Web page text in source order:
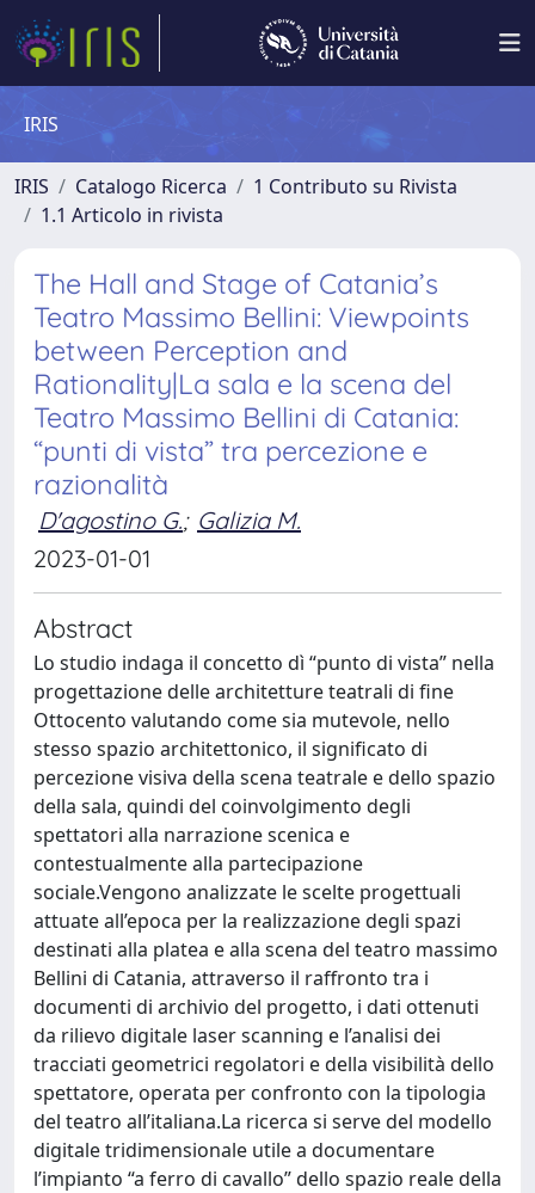
IRIS
IRIS Catalogo Ricerca
1 Contributo su Rivista
1.1 Articolo in rivista
The Hall and Stage of Catania’s
Teatro Massimo Bellini: Viewpoints
between Perception and
Rationality|La sala e la scena del
Teatro Massimo Bellini di Catania:
“punti di vista” tra percezione e
razionalità
D'agostino G.; Galizia M.
2023-01-01
Abstract
Lo studio indaga il concetto dì “punto di vista” nella
progettazione delle architetture teatrali di fine
Ottocento valutando come sia mutevole, nello
stesso spazio architettonico, il significato di
percezione visiva della scena teatrale e dello spazio
della sala, quindi del coinvolgimento degli
spettatori alla narrazione scenica e
contestualmente alla partecipazione
sociale.Vengono analizzate le scelte progettuali
attuate all’epoca per la realizzazione degli spazi
destinati alla platea e alla scena del teatro massimo
Bellini di Catania, attraverso il raffronto tra i
documenti di archivio del progetto, i dati ottenuti
da rilievo digitale laser scanning e l’analisi dei
tracciati geometrici regolatori e della visibilità dello
spettatore, operata per confronto con la tipologia
del teatro all’italiana.La ricerca si serve del modello
digitale tridimensionale utile a documentare
l’impianto “a ferro di cavallo” dello spazio reale della